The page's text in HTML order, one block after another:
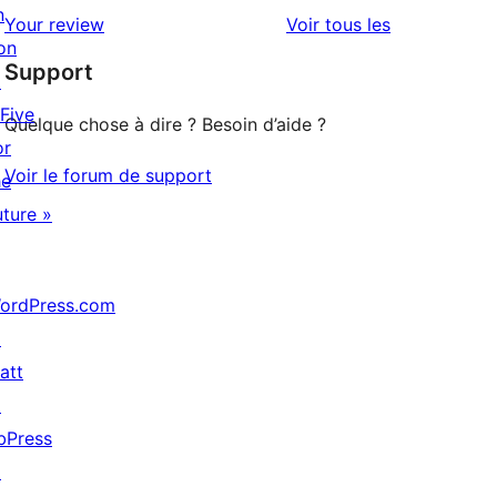
2
étoile
à
1
étoile
Your review Voir tous lesavis
Support
Quelque chose à dire ? Besoin d’aide ?
Voir le forum de support
»